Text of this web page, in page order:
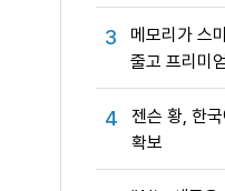
3
메모리가 스
줄고 프리미
4
젠슨 황, 한
확보